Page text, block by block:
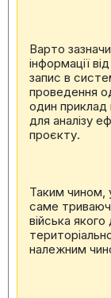
Варто
інформації
запис в
проведення
один
для аналізу
проєкту.
Таким чином,
саме
війська
належним